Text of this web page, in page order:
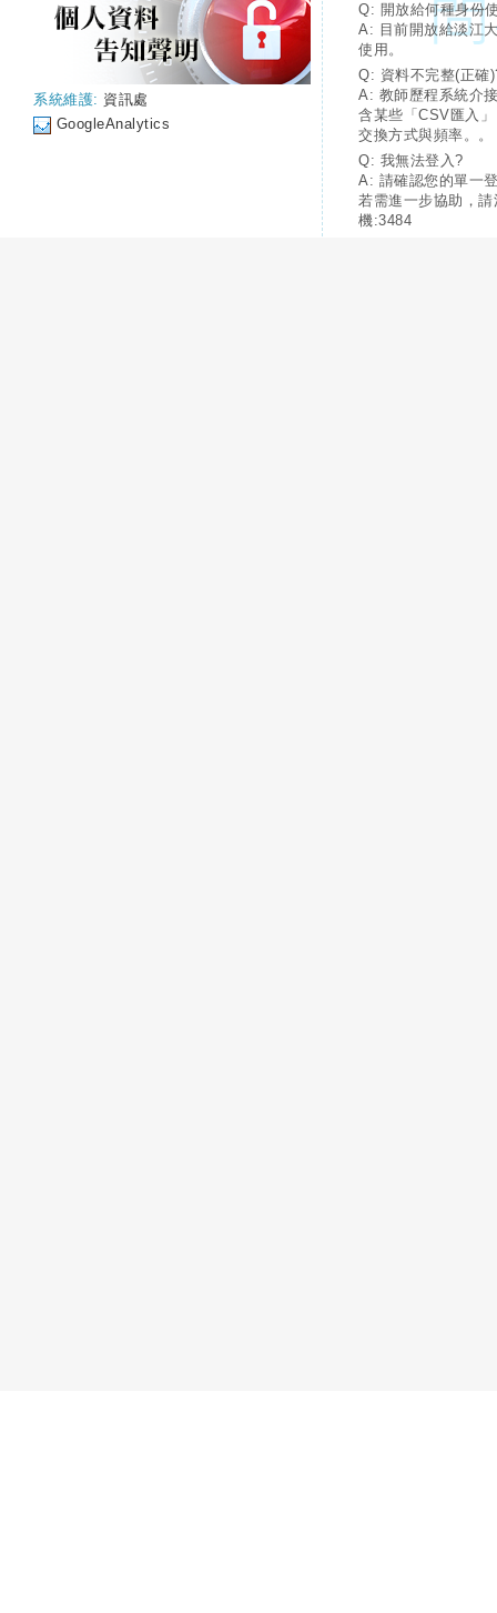
系統維護: 資訊處
GoogleAnalytics
Q: 開放給何種身份
A: 目前開放給淡江
使用。
Q: 資料不完整(正確
A: 教師歷程系統介
含某些「CSV匯入
交換方式與頻率。。
Q: 我無法登入?
A: 請確認您的單一
若需進一步協助，
機:3484